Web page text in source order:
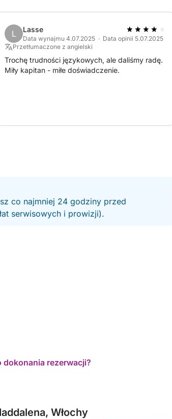
nawigację
którzy chcą doświadczać morza w
lub zarezerwować wycieczkę!
L Lasse
Data wynajmu 4.07.2025 · Data opinii 5.07.2025
Przetłumaczone z angielski
Trochę trudności językowych, ale daliśmy radę.
Miły kapitan - miłe doświadczenie.
co najmniej 24 godziny przed
serwisowych i prowizji).
dokonania rezerwacji?
Włochy